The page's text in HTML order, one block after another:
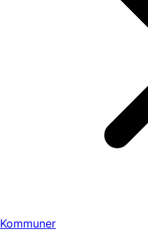
Kommuner